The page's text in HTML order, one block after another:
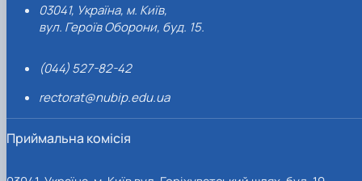
03041, Україна, м. Київ,
вул. Героїв Оборони, буд. 15.
(044) 527-82-42
rectorat@nubip.edu.ua
Приймальна комісія